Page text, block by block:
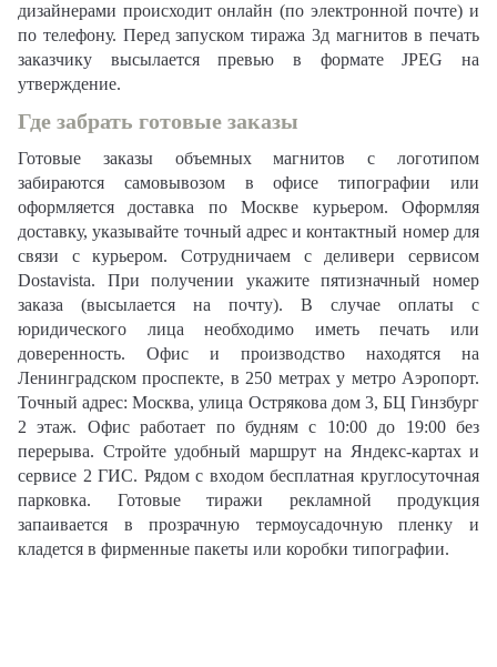
дизайнерами происходит онлайн (по электронной почте) и
по телефону. Перед запуском тиража 3д магнитов в печать
заказчику высылается превью в формате JPEG на
утверждение.
Где забрать готовые заказы
Готовые заказы объемных магнитов с логотипом
забираются самовывозом в офисе типографии или
оформляется доставка по Москве курьером. Оформляя
доставку, указывайте точный адрес и контактный номер для
связи с курьером. Сотрудничаем с деливери сервисом
Dostavista. При получении укажите пятизначный номер
заказа (высылается на почту). В случае оплаты с
юридического лица необходимо иметь печать или
доверенность. Офис и производство находятся на
Ленинградском проспекте, в 250 метрах у метро Аэропорт.
Точный адрес: Москва, улица Острякова дом 3, БЦ Гинзбург
2 этаж. Офис работает по будням с 10:00 до 19:00 без
перерыва. Стройте удобный маршрут на Яндекс-картах и
сервисе 2 ГИС. Рядом с входом бесплатная круглосуточная
парковка. Готовые тиражи рекламной продукция
запаивается в прозрачную термоусадочную пленку и
кладется в фирменные пакеты или коробки типографии.